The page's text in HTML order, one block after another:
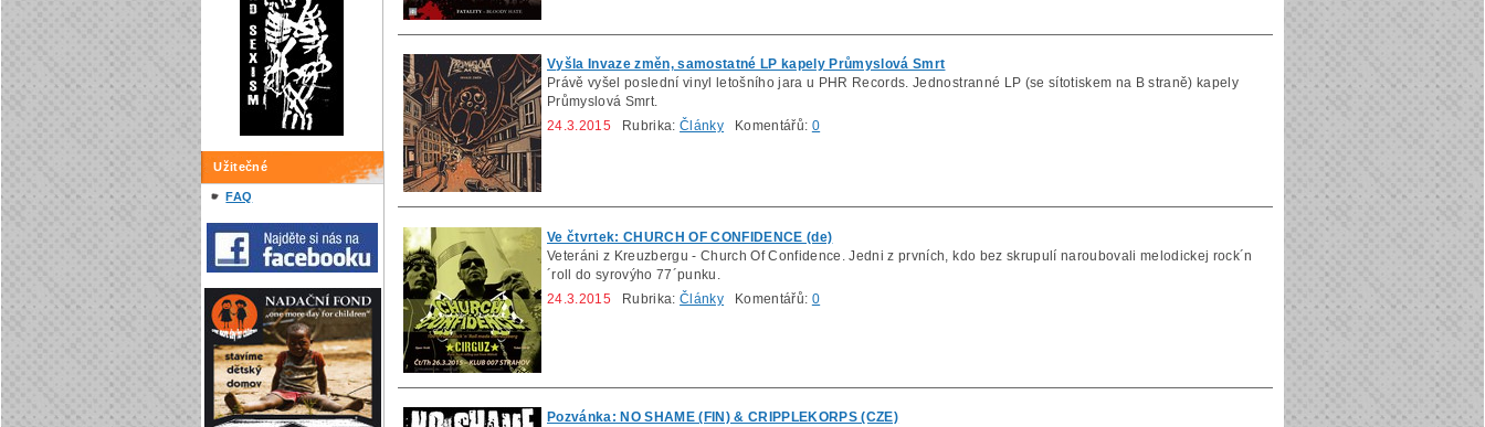
Užitečné
FAQ
Vyšla Invaze změn, samostatné LP kapely Průmyslová Smrt
Právě vyšel poslední vinyl letošního jara u PHR Records. Jednostranné LP (se sítotiskem na B straně) kapely
Průmyslová Smrt.
24.3.2015 Rubrika:Články Komentářů: 0
Ve čtvrtek: CHURCH OF CONFIDENCE (de)
Veteráni z Kreuzbergu - Church Of Confidence. Jedni z prvních, kdo bez skrupulí naroubovali melodickej rock´n
´roll do syrovýho 77´punku.
24.3.2015 Rubrika:Články Komentářů: 0
Pozvánka: NO SHAME (FIN) & CRIPPLEKORPS (CZE)